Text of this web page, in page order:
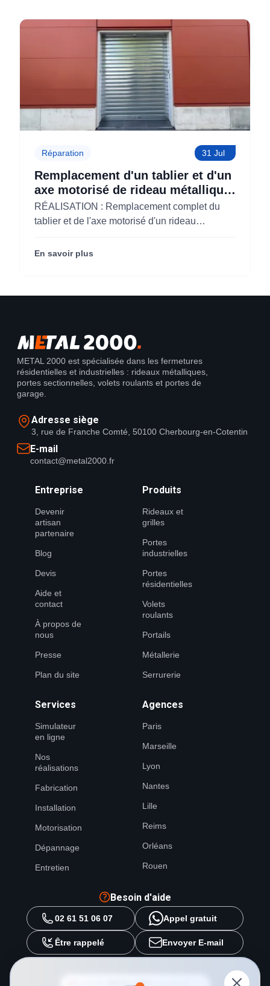
Réparation 31 Jul
Remplacement d'un tablier et d'un
axe motorisé de rideau métallique
pour M'CHADAL (Optical Center)
(95)
RÉALISATION : Remplacement complet du
tablier et de l'axe motorisé d'un rideau
Center) (95290).
En savoir plus
METAL 2000 est spécialisée dans les fermetures
résidentielles et industrielles : rideaux métalliques,
portes sectionnelles, volets roulants et portes de
garage.
Adresse siège
3, rue de Franche Comté, 50100 Cherbourg-en-Cotentin
E-mail
contact@metal2000.fr
Entreprise
Devenir
artisan
partenaire
Blog
Devis
Aide et
contact
À propos de
nous
Presse
Plan du site
Produits
Rideaux et
grilles
Portes
industrielles
Portes
résidentielles
Volets
roulants
Portails
Métallerie
Serrurerie
Services
Simulateur
en ligne
Nos
réalisations
Fabrication
Installation
Motorisation
Dépannage
Entretien
Agences
Paris
Marseille
Lyon
Nantes
Lille
Reims
Orléans
Rouen
Besoin d'aide
02 61 51 06 07 Appel gratuit
Être rappelé Envoyer E-mail
METAL 2000